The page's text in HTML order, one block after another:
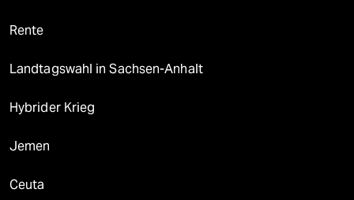
Rente
Landtagswahl in Sachsen-Anhalt
Hybrider Krieg
Jemen
Ceuta